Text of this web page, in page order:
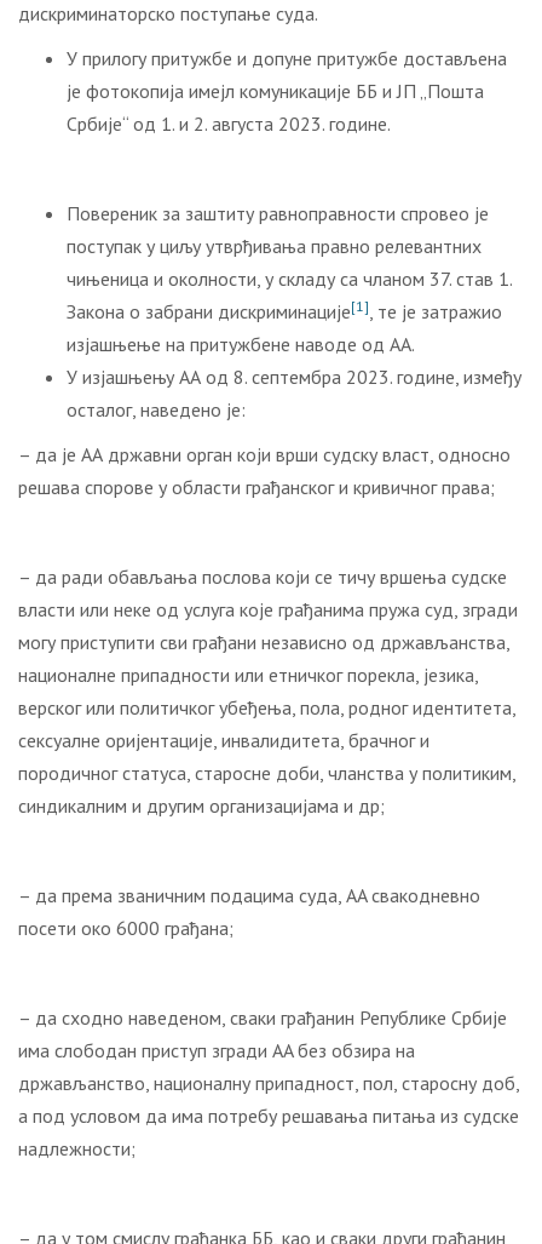
дискриминаторско поступање суда.
У прилогу притужбе и допуне притужбе достављена
је фотокопија имејл комуникације ББ и ЈП „Пошта
Србије“ од 1. и 2. августа 2023. године.
Повереник за заштиту равноправности спровео је
поступак у циљу утврђивања правно релевантних
чињеница и околности, у складу са чланом 37. став 1.
Закона о забрани дискриминације[1], те је затражио
изјашњење на притужбене наводе од АА.
У изјашњењу АА од 8. септембра 2023. године, између
осталог, наведено је:
– да је АА државни орган који врши судску власт, односно
решава спорове у области грађанског и кривичног права;
– да ради обављања послова који се тичу вршења судске
власти или неке од услуга које грађанима пружа суд, згради
могу приступити сви грађани независно од држављанства,
националне припадности или етничког порекла, језика,
верског или политичког убеђења, пола, родног идентитета,
сексуалне оријентације, инвалидитета, брачног и
породичног статуса, старосне доби, чланства у политиким,
синдикалним и другим организацијама и др;
– да према званичним подацима суда, AA свакодневно
посети око 6000 грађана;
– да сходно наведеном, сваки грађанин Републике Србије
има слободан приступ згради AA без обзира на
држављанство, националну припадност, пол, старосну доб,
а под условом да има потребу решавања питања из судске
надлежности;
– да у том смислу грађанка ББ, као и сваки други грађанин